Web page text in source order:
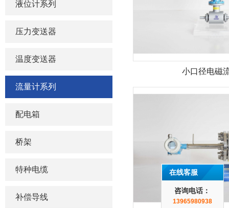
液位计系列
压力变送器
温度变送器
流量计系列
配电箱
桥架
特种电缆
补偿导线
小口径电磁
在线客服
咨询电话：
13965980938